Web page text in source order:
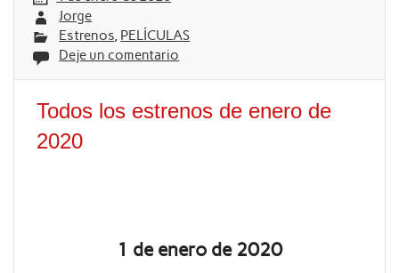
Jorge
Estrenos, PELÍCULAS
Deje un comentario
Todos los estrenos de enero de
2020
1 de enero de 2020